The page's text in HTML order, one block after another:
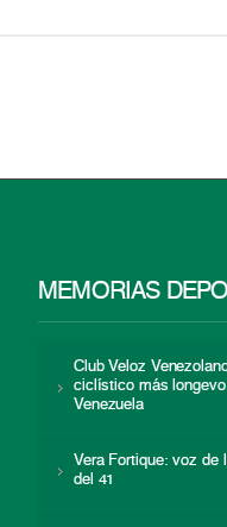
MEMORIAS
Club Veloz
ciclístico más longevo
Venezuela
Vera Fortique: voz de
del 41